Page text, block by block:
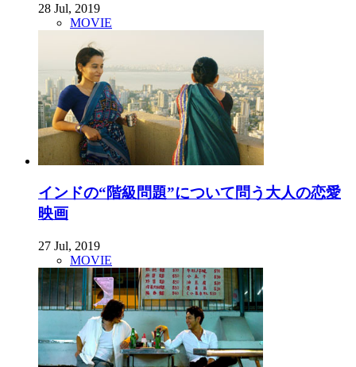
28 Jul, 2019
MOVIE
インドの“階級問題”について問う大人の恋愛
映画
27 Jul, 2019
MOVIE